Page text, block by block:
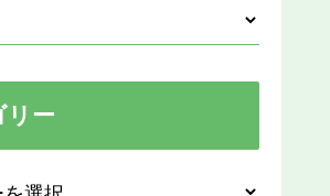
リー